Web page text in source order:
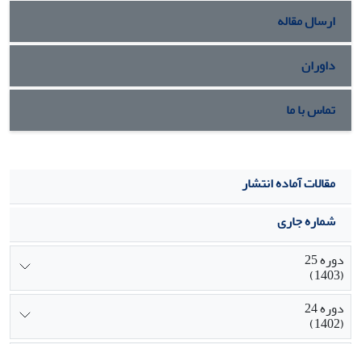
ارسال مقاله
داوران
تماس با ما
مقالات آماده انتشار
شماره جاری
دوره 25
(1403)
دوره 24
(1402)